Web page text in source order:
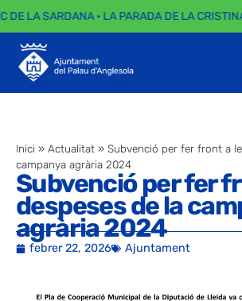
DE LA SARDANA · LA PARADA DE LA
Inici » Actualitat » Subvenció per fer front a
campanya agrària 2024
Subvenció per fer
despeses de la
agrària 2024
febrer 22, 2026 Ajuntament